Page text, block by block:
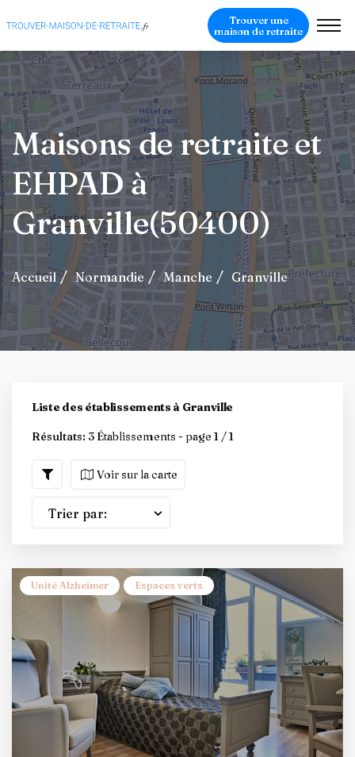
Trouver une
maison de retraite
Maisons de retraite et
EHPAD à
Granville(50400)
Accueil Normandie Manche Granville
Liste des établissements à Granville
Résultats: 3 Établissements - page 1 / 1
Voir sur la carte
Trier par:
Unité Alzheimer Espaces verts